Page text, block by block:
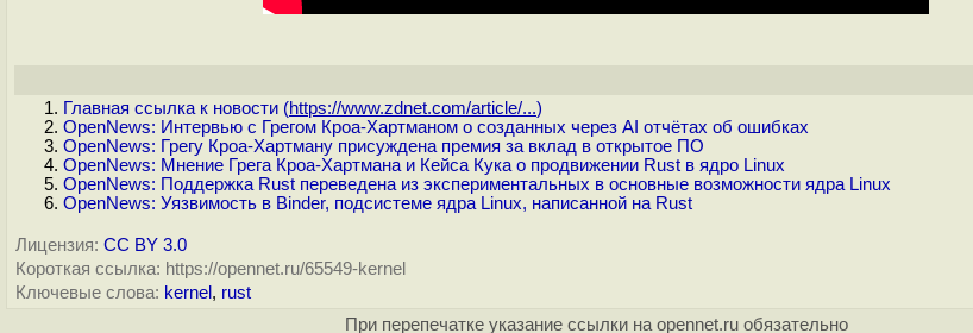
Главная ссылка к новости (https://www.zdnet.com/article/...)
OpenNews: Интервью с Грегом Кроа-Хартманом о созданных через AI отчётах об ошибках
OpenNews: Грегу Кроа-Хартману присуждена премия за вклад в открытое ПО
OpenNews: Мнение Грега Кроа-Хартмана и Кейса Кука о продвижении Rust в ядро Linux
OpenNews: Поддержка Rust переведена из экспериментальных в основные возможности ядра Linux
OpenNews: Уязвимость в Binder, подсистеме ядра Linux, написанной на Rust
Лицензия: CC BY 3.0
Короткая ссылка: https://opennet.ru/65549-kernel
Ключевые слова: kernel , rust
При перепечатке указание ссылки на opennet.ru обязательно